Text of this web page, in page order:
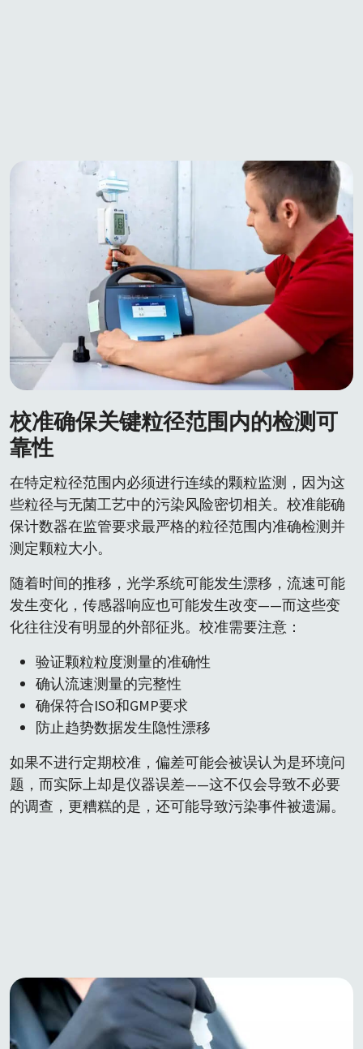
校准确保关键粒径范围内的检测可
靠性
在特定粒径范围内必须进行连续的颗粒监测，因为这
些粒径与无菌工艺中的污染风险密切相关。校准能确
保计数器在监管要求最严格的粒径范围内准确检测并
测定颗粒大小。
随着时间的推移，光学系统可能发生漂移，流速可能
发生变化，传感器响应也可能发生改变——而这些变
化往往没有明显的外部征兆。校准需要注意：
验证颗粒粒度测量的准确性
确认流速测量的完整性
确保符合ISO和GMP要求
防止趋势数据发生隐性漂移
如果不进行定期校准，偏差可能会被误认为是环境问
题，而实际上却是仪器误差——这不仅会导致不必要
的调查，更糟糕的是，还可能导致污染事件被遗漏。